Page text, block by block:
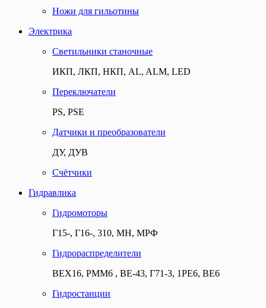
Ножи для гильотины
Электрика
Светильники станочные
ИКП, ЛКП, НКП, AL, ALM, LED
Переключатели
PS, PSE
Датчики и преобразователи
ДУ, ДУВ
Счётчики
Гидравлика
Гидромоторы
Г15-, Г16-, 310, МН, МРФ
Гидрораспределители
ВЕХ16, РММ6 , ВЕ-43, Г71-3, 1РЕ6, ВЕ6
Гидростанции